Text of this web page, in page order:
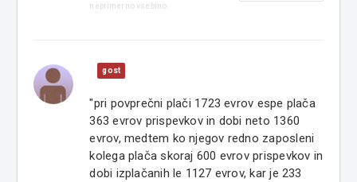
neprimerno vsebino
gost
"pri povprečni plači 1723 evrov espe plača
363 evrov prispevkov in dobi neto 1360
evrov, medtem ko njegov redno zaposleni
kolega plača skoraj 600 evrov prispevkov in
dobi izplačanih le 1127 evrov, kar je 233